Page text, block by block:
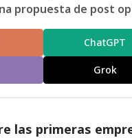
propuesta de post
ChatGPT
Grok
las primeras